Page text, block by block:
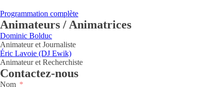
Programmation complète
Animateurs / Animatrices
Dominic Bolduc
Animateur et Journaliste
Éric Lavoie (DJ Ewik)
Animateur et Recherchiste
Contactez-nous
Nom